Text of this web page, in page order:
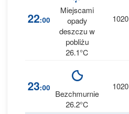
22:00
Miejscami
opady
deszczu w
pobliżu
26.1°C
1020
23:00
Bezchmurnie
26.2°C
1020